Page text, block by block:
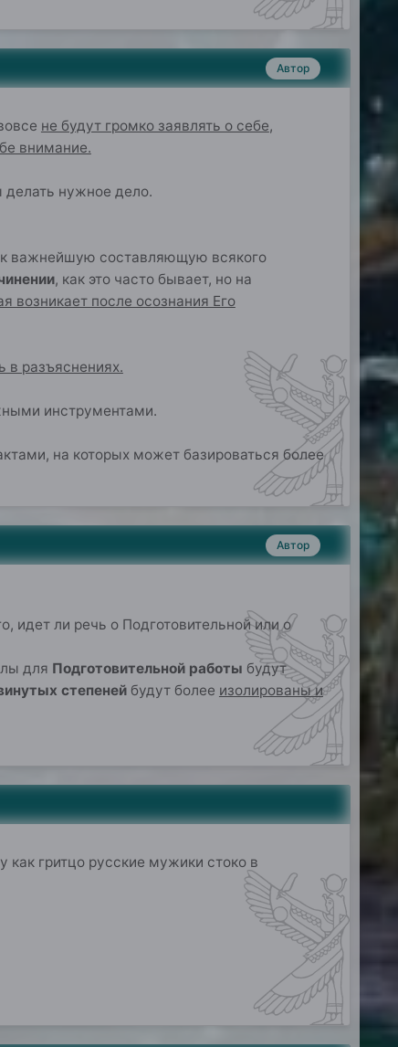
Автор
не будут громко заявлять о себе,
внимание.
делать нужное дело.
важнейшую составляющую всякого
, как это часто бывает, но на
возникает после осознания Его
в разъяснениях.
инструментами.
на которых может базироваться более
Автор
идет ли речь о Подготовительной или о
для Подготовительной работы будут
степенейбудут более изолированы и
как гритцо русские мужики стоко в